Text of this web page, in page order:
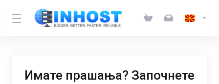
Имате прашања? Започнете